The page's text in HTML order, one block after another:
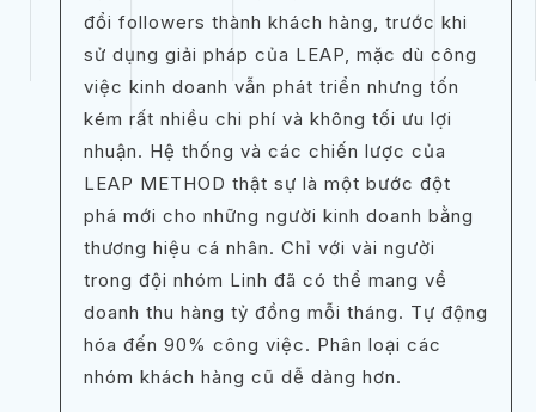
đổi followers thành khách hàng, trước khi
sử dụng giải pháp của LEAP, mặc dù công
việc kinh doanh vẫn phát triển nhưng tốn
kém rất nhiều chi phí và không tối ưu lợi
nhuận. Hệ thống và các chiến lược của
LEAP METHOD thật sự là một bước đột
phá mới cho những người kinh doanh bằng
thương hiệu cá nhân. Chỉ với vài người
trong đội nhóm Linh đã có thể mang về
doanh thu hàng tỷ đồng mỗi tháng. Tự động
hóa đến 90% công việc. Phân loại các
nhóm khách hàng cũ dễ dàng hơn.